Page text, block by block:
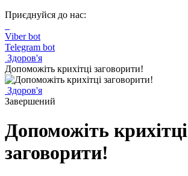
Приєднуйся до нас:
Viber bot
Telegram bot
Здоров'я
Допоможіть крихітці заговорити!
Здоров'я
Завершений
Допоможіть крихітці
заговорити!